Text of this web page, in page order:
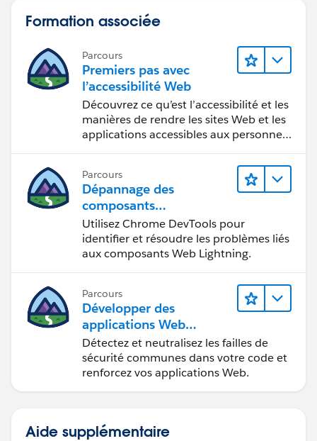
Formation associée
Parcours
Premiers pas avec
l’accessibilité Web
Découvrez ce qu’est l’accessibilité et les
manières de rendre les sites Web et les
applications accessibles aux personnes
Parcours
Dépannage des
composants
Web Lightning
Utilisez Chrome DevTools pour
identifier et résoudre les problèmes liés
aux composants Web Lightning.
Parcours
Développer des
applications Web
sécurisées
Détectez et neutralisez les failles de
sécurité communes dans votre code et
renforcez vos applications Web.
Aide supplémentaire